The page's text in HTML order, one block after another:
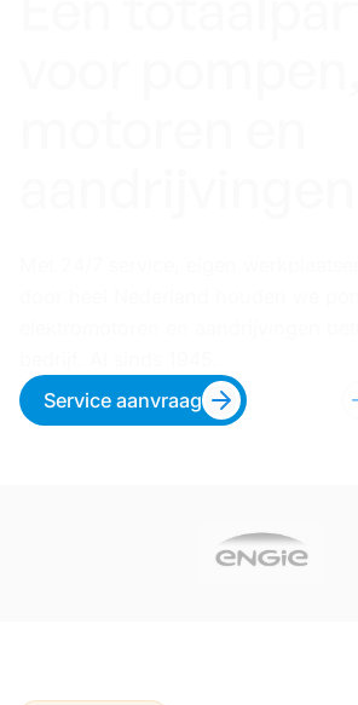
Service aanvraag
Producten